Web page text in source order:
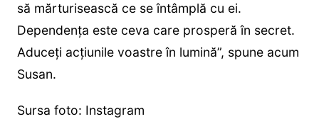
să mărturisească ce se întâmplă cu ei.
Dependența este ceva care prosperă în secret.
Aduceți acțiunile voastre în lumină”, spune acum
Susan.
Sursa foto: Instagram